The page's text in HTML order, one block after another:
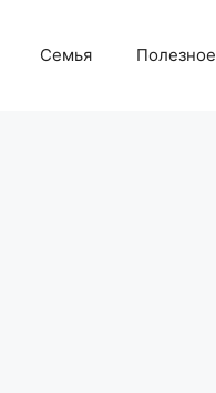
Семья Полезное